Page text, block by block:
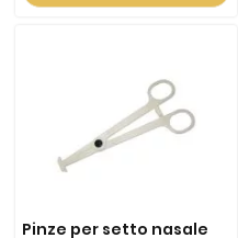
Pinze per setto nasale